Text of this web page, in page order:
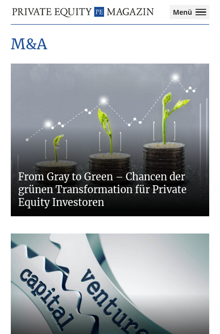
Hauptnavigation
springen
Inhalt
springen
Seitenspalte
springen
Private
Equity
Das
für
Private
M&A
Menü
M&A
From Gray to Green – Chancen der
grünen Transformation für Private
Equity Investoren